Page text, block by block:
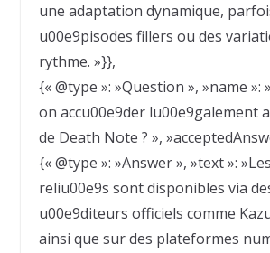
une adaptation dynamique,
u00e9pisodes fillers ou des
rythme. »}},
{« @type »: »Question », »name
on accu00e9der lu00e9galement
de Death Note ? »,
{« @type »: »Answer », »text »:
reliu00e9s sont disponibles via
u00e9diteurs officiels comme
ainsi que sur des plateformes